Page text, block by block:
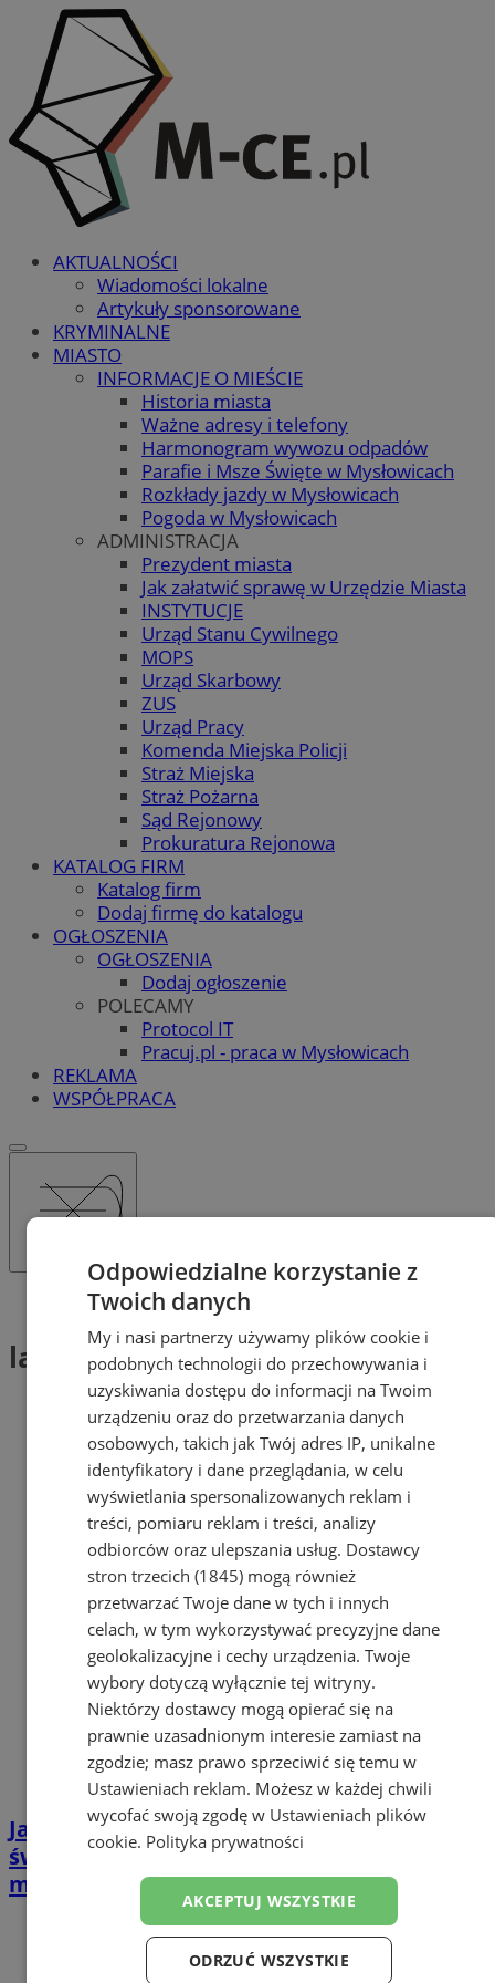
AKTUALNOŚCI
Wiadomości lokalne
Artykuły sponsorowane
KRYMINALNE
MIASTO
INFORMACJE O MIEŚCIE
Historia miasta
Ważne adresy i telefony
Harmonogram wywozu odpadów
Parafie i Msze Święte w Mysłowicach
Rozkłady jazdy w Mysłowicach
Pogoda w Mysłowicach
ADMINISTRACJA
Prezydent miasta
Jak załatwić sprawę w Urzędzie Miasta
INSTYTUCJE
Urząd Stanu Cywilnego
MOPS
Urząd Skarbowy
ZUS
Urząd Pracy
Komenda Miejska Policji
Straż Miejska
Straż Pożarna
Sąd Rejonowy
Prokuratura Rejonowa
KATALOG FIRM
Katalog firm
Dodaj firmę do katalogu
OGŁOSZENIA
OGŁOSZENIA
Dodaj ogłoszenie
POLECAMY
Protocol IT
Pracuj.pl - praca w Mysłowicach
REKLAMA
WSPÓŁPRACA
Tag: last minute
last minute (2)
Jak uniknąć oszustów przy rezerwacji
świątecznego wyjazdu? Poradnik last
minute
Odpowiedzialne korzystanie z
Twoich danych
My i nasi partnerzy używamy plików cookie i
podobnych technologii do przechowywania i
uzyskiwania dostępu do informacji na Twoim
urządzeniu oraz do przetwarzania danych
osobowych, takich jak Twój adres IP, unikalne
identyfikatory i dane przeglądania, w celu
wyświetlania spersonalizowanych reklam i
treści, pomiaru reklam i treści, analizy
odbiorców oraz ulepszania usług. Dostawcy
stron trzecich (1845) mogą również
przetwarzać Twoje dane w tych i innych
celach, w tym wykorzystywać precyzyjne dane
geolokalizacyjne i cechy urządzenia. Twoje
wybory dotyczą wyłącznie tej witryny.
Niektórzy dostawcy mogą opierać się na
prawnie uzasadnionym interesie zamiast na
zgodzie; masz prawo sprzeciwić się temu w
Ustawieniach reklam. Możesz w każdej chwili
wycofać swoją zgodę w Ustawieniach plików
cookie. Polityka prywatności
AKCEPTUJ WSZYSTKIE
ODRZUĆ WSZYSTKIE